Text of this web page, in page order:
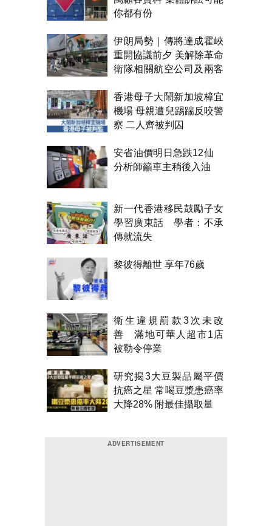
你都有份
伊朗局勢｜傳將達成霍峽
重開協議前夕 美解除革命
衛隊相關航空公司及兩客
香港母子大鬧新加坡樟宜
機場 母親遭兒踢踹反咬警
察 二人齊被判囚
安省油價明日急跌12仙
分析師籲車主稍後入油
新一代香港移民鼓勵子女
學習廣東話 學者：不承
傳就流失
黎彼得離世 享年76歲
衛生違規罰款3次未改
善 滿地可華人超市1店
被勒令停業
研究揭3大豆製品屬平價
抗癌之星 常喝豆漿患癌率
大降28% 附最佳攝取量